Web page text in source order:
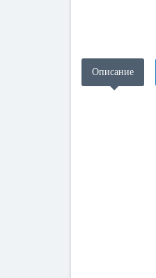
Описание